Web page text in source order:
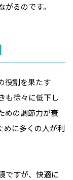
るのです。
役割を果たす
も徐々に低下し
めの調節力が衰
めに多くの人が利
ですが、快適に